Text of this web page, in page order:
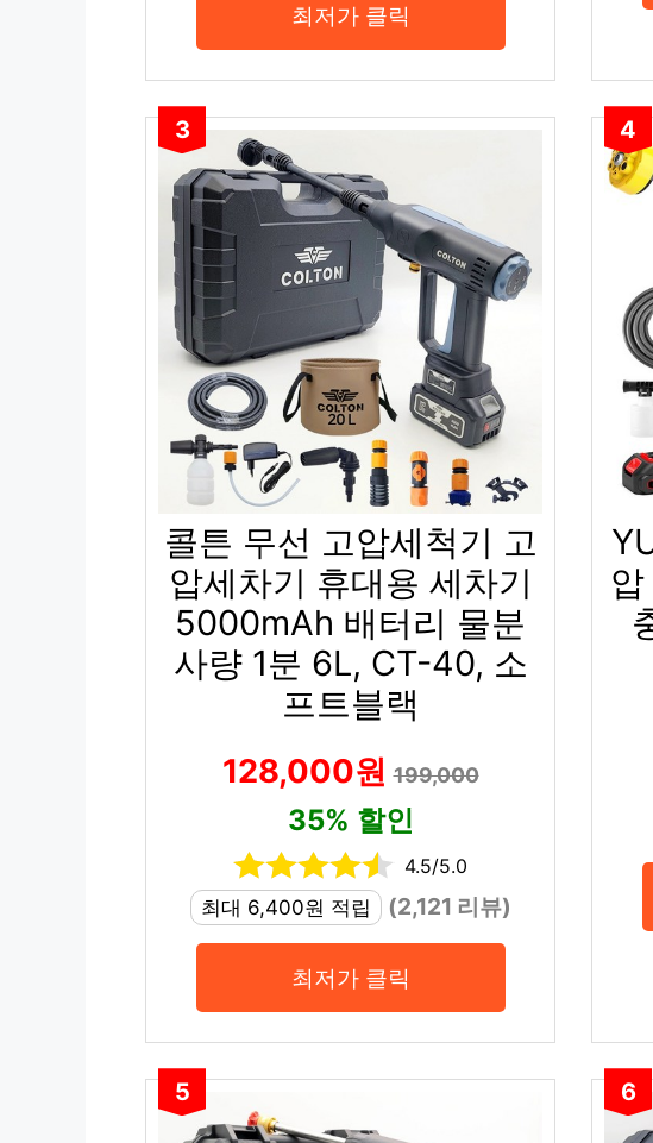
최저가 클릭
3
콜튼 무선 고압세척기 고
압세차기 휴대용 세차기
5000mAh 배터리 물분
사량 1분 6L, CT-40, 소
프트블랙
128,000원199,000
35% 할인
4.5/5.0
최대 6,400원 적립
(2,121 리뷰)
최저가 클릭
4
5 6